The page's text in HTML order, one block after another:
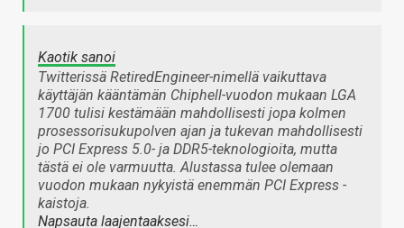
Kaotik sanoi
Twitterissä RetiredEngineer-nimellä vaikuttava
käyttäjän kääntämän Chiphell-vuodon mukaan LGA
1700 tulisi kestämään mahdollisesti jopa kolmen
prosessorisukupolven ajan ja tukevan mahdollisesti
jo PCI Express 5.0- ja DDR5-teknologioita, mutta
tästä ei ole varmuutta. Alustassa tulee olemaan
vuodon mukaan nykyistä enemmän PCI Express -
kaistoja.
Napsauta laajentaaksesi…